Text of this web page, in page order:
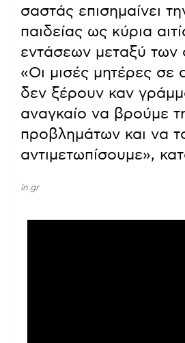
σαστάς επισημαίνει
παιδείας ως κύρια
εντάσεων μεταξύ των
«Οι μισές μητέρες σε
δεν ξέρουν καν
αναγκαίο να βρούμε
προβλημάτων και να
αντιμετωπίσουμε»,
in.gr